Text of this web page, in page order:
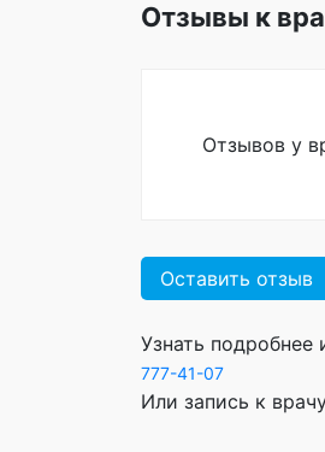
Отзывы к
Отзывов у
Оставить отзыв
Узнать
777-41-07
Или запись к